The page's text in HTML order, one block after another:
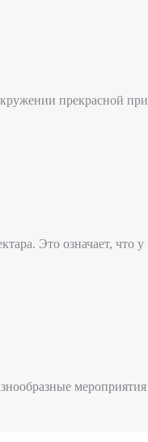
прекрасной
Это означает, что